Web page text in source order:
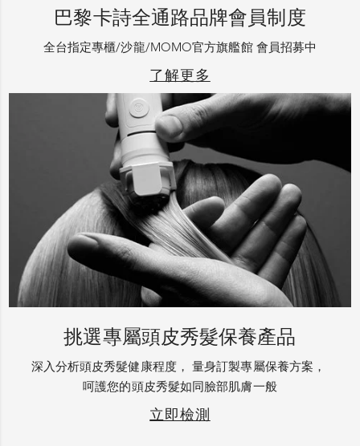
巴黎卡詩全通路品牌會員制度
全台指定專櫃/沙龍/MOMO官方旗艦館 會員招募中
了解更多
挑選專屬頭皮秀髮保養產品
深入分析頭皮秀髮健康程度， 量身訂製專屬保養方案，
呵護您的頭皮秀髮如同臉部肌膚一般
立即檢測